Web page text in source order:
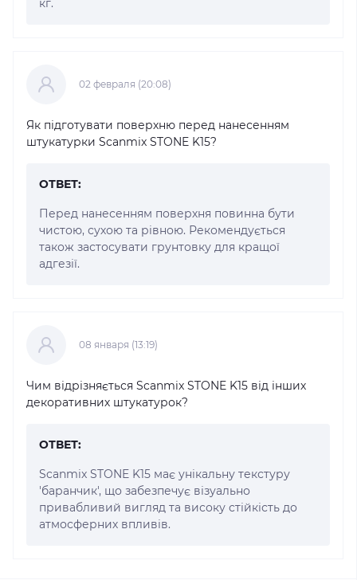
02 февраля (20:08)
Як підготувати поверхню перед нанесенням
штукатурки Scanmix STONE K15?
ОТВЕТ:
Перед нанесенням поверхня повинна бути
чистою, сухою та рівною. Рекомендується
також застосувати грунтовку для кращої
адгезії.
08 января (13:19)
Чим відрізняється Scanmix STONE K15 від інших
декоративних штукатурок?
ОТВЕТ:
Scanmix STONE K15 має унікальну текстуру
'баранчик', що забезпечує візуально
привабливий вигляд та високу стійкість до
атмосферних впливів.